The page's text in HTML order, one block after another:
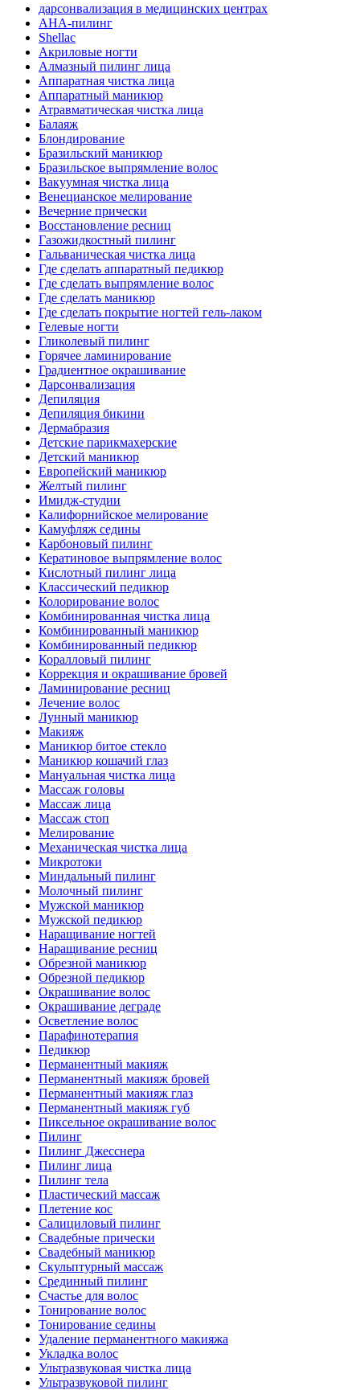
дарсонвализация в медицинских центрах
AHA-пилинг
Shellac
Акриловые ногти
Алмазный пилинг лица
Аппаратная чистка лица
Аппаратный маникюр
Атравматическая чистка лица
Балаяж
Блондирование
Бразильский маникюр
Бразильское выпрямление волос
Вакуумная чистка лица
Венецианское мелирование
Вечерние прически
Восстановление ресниц
Газожидкостный пилинг
Гальваническая чистка лица
Где сделать аппаратный педикюр
Где сделать выпрямление волос
Где сделать маникюр
Где сделать покрытие ногтей гель-лаком
Гелевые ногти
Гликолевый пилинг
Горячее ламинирование
Градиентное окрашивание
Дарсонвализация
Депиляция
Депиляция бикини
Дермабразия
Детские парикмахерские
Детский маникюр
Европейский маникюр
Желтый пилинг
Имидж-студии
Калифорнийское мелирование
Камуфляж седины
Карбоновый пилинг
Кератиновое выпрямление волос
Кислотный пилинг лица
Классический педикюр
Колорирование волос
Комбинированная чистка лица
Комбинированный маникюр
Комбинированный педикюр
Коралловый пилинг
Коррекция и окрашивание бровей
Ламинирование ресниц
Лечение волос
Лунный маникюр
Макияж
Маникюр битое стекло
Маникюр кошачий глаз
Мануальная чистка лица
Массаж головы
Массаж лица
Массаж стоп
Мелирование
Механическая чистка лица
Микротоки
Миндальный пилинг
Молочный пилинг
Мужской маникюр
Мужской педикюр
Наращивание ногтей
Наращивание ресниц
Обрезной маникюр
Обрезной педикюр
Окрашивание волос
Окрашивание деграде
Осветление волос
Парафинотерапия
Педикюр
Перманентный макияж
Перманентный макияж бровей
Перманентный макияж глаз
Перманентный макияж губ
Пиксельное окрашивание волос
Пилинг
Пилинг Джесснера
Пилинг лица
Пилинг тела
Пластический массаж
Плетение кос
Салициловый пилинг
Свадебные прически
Свадебный маникюр
Скульптурный массаж
Срединный пилинг
Счастье для волос
Тонирование волос
Тонирование седины
Удаление перманентного макияжа
Укладка волос
Ультразвуковая чистка лица
Ультразвуковой пилинг